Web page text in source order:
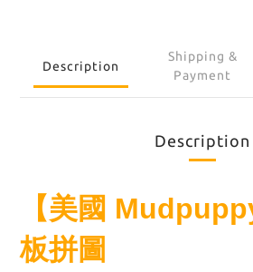
Description
Shipping &
Payment
Description
【美國
板拼圖